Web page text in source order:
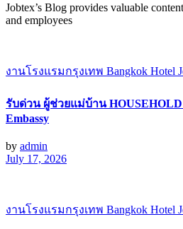
Jobtex’s Blog provides valuable
and employees
งานโรงแรมกรุงเทพ Bangkok Hotel
รับด่วน ผู้ช่วยแม่บ้าน HOUSEHOLD
Embassy
by admin
July 17, 2026
งานโรงแรมกรุงเทพ Bangkok Hotel